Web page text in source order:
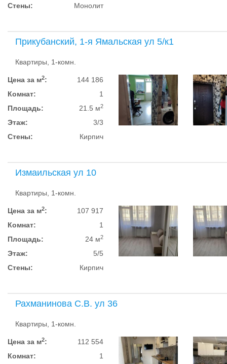
Стены:
Монолит
Прикубанский, 1-я Ямальская ул 5/к1
Квартиры, 1-комн.
Цена за м2:
144 186
Комнат:
1
Площадь:
21.5 м2
Этаж:
3/3
Стены:
Кирпич
Измаильская ул 10
Квартиры, 1-комн.
Цена за м2:
107 917
Комнат:
1
Площадь:
24 м2
Этаж:
5/5
Стены:
Кирпич
Рахманинова С.В. ул 36
Квартиры, 1-комн.
Цена за м2:
112 554
Комнат:
1